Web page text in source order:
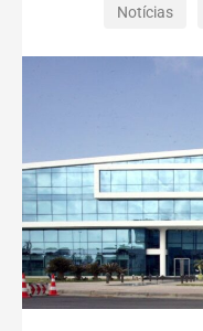
Notícias